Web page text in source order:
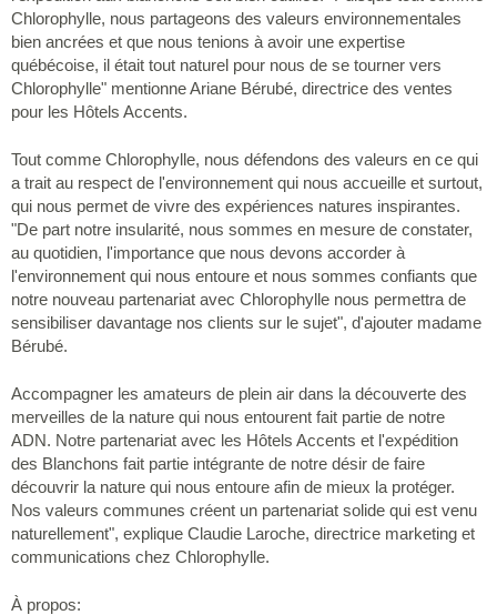
Chlorophylle, nous partageons des valeurs environnementales
bien ancrées et que nous tenions à avoir une expertise
québécoise, il était tout naturel pour nous de se tourner vers
Chlorophylle" mentionne Ariane Bérubé, directrice des ventes
pour les Hôtels Accents.
Tout comme Chlorophylle, nous défendons des valeurs en ce qui
a trait au respect de l'environnement qui nous accueille et surtout,
qui nous permet de vivre des expériences natures inspirantes.
"De part notre insularité, nous sommes en mesure de constater,
au quotidien, l'importance que nous devons accorder à
l'environnement qui nous entoure et nous sommes confiants que
notre nouveau partenariat avec Chlorophylle nous permettra de
sensibiliser davantage nos clients sur le sujet", d'ajouter madame
Bérubé.
Accompagner les amateurs de plein air dans la découverte des
merveilles de la nature qui nous entourent fait partie de notre
ADN. Notre partenariat avec les Hôtels Accents et l'expédition
des Blanchons fait partie intégrante de notre désir de faire
découvrir la nature qui nous entoure afin de mieux la protéger.
Nos valeurs communes créent un partenariat solide qui est venu
naturellement", explique Claudie Laroche, directrice marketing et
communications chez Chlorophylle.
À propos: